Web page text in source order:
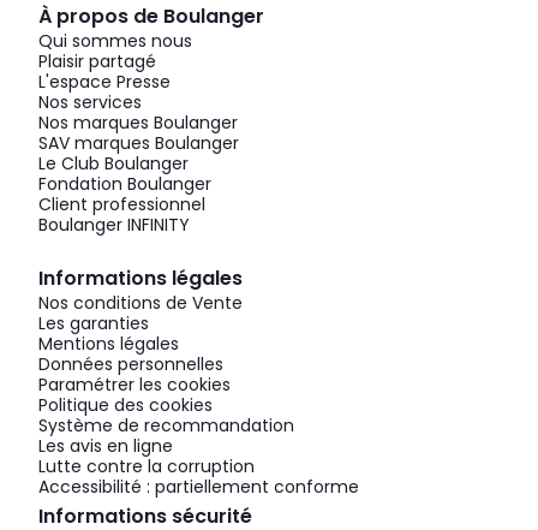
À propos de Boulanger
Qui sommes nous
Plaisir partagé
L'espace Presse
Nos services
Nos marques Boulanger
SAV marques Boulanger
Le Club Boulanger
Fondation Boulanger
Client professionnel
Boulanger INFINITY
Informations légales
Nos conditions de Vente
Les garanties
Mentions légales
Données personnelles
Paramétrer les cookies
Politique des cookies
Système de recommandation
Les avis en ligne
Lutte contre la corruption
Accessibilité : partiellement conforme
Informations sécurité